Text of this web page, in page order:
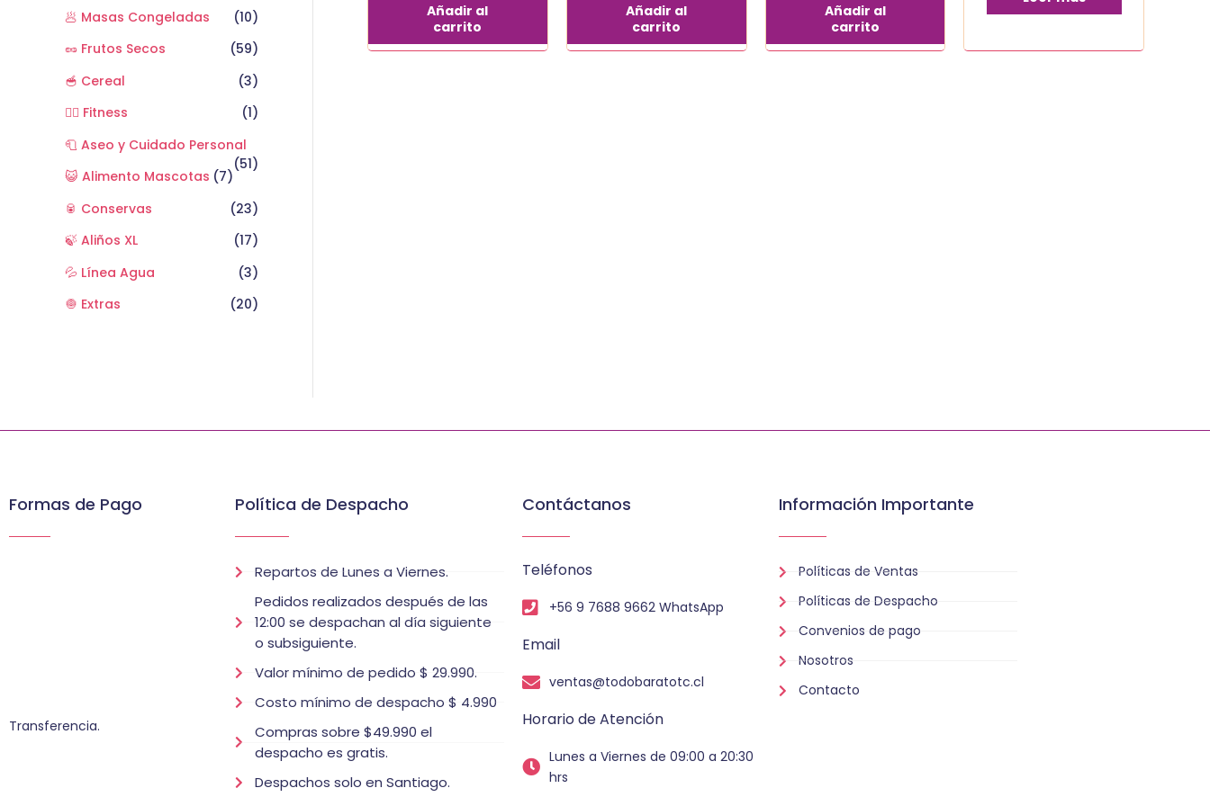
🥟 Masas Congeladas
(10)
🥜 Frutos Secos
(59)
🥣 Cereal
(3)
🏋️‍♂️ Fitness
(1)
🧻 Aseo y Cuidado Personal
(51)
😺 Alimento Mascotas (7)
🥫 Conservas
(23)
🍃 Aliños XL
(17)
💦 Línea Agua
(3)
🧅 Extras
(20)
Añadir al
carrito
Añadir al
carrito
Añadir al
carrito
Formas de Pago
Transferencia.
Política de Despacho
Repartos de Lunes a Viernes.
Pedidos realizados después de las
12:00 se despachan al día siguiente
o subsiguiente.
Valor mínimo de pedido $ 29.990.
Costo mínimo de despacho $ 4.990
Compras sobre $49.990 el
despacho es gratis.
Despachos solo en Santiago.
Contáctanos
Teléfonos
+56 9 7688 9662 WhatsApp
Email
ventas@todobaratotc.cl
Horario de Atención
Lunes a Viernes de 09:00 a 20:30
hrs
Información Importante
Políticas de Ventas
Políticas de Despacho
Convenios de pago
Nosotros
Contacto